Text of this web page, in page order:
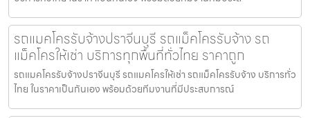
รถแมคโครรับจ้างปราจีนบุรี รถแม็คโครรับจ้าง รถ
แม็คโครให้เช่า บริการทุกพื้นที่ทั่วไทย ราคาถูก
รถแมคโครรับจ้างปราจีนบุรี รถแมคโครให้เช่า รถแม็คโครรับจ้าง บริการทั่ว
ไทย ในราคาเป็นกันเอง พร้อมด้วยทีมงานที่มีประสบการณ์